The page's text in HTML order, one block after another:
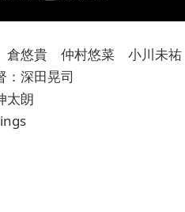
倉悠貴 仲村悠菜 小川未
深田晃司
太朗